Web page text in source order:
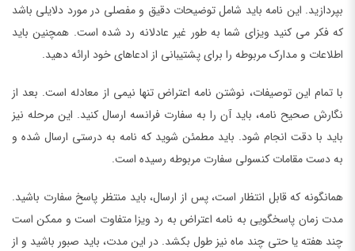
بپردازید. این نامه باید شامل توضیحات دقیق و مفصلی در مورد دلایلی باشد
که فکر می کنید ویزای شما به طور غیر عادلانه رد شده است. همچنین باید
اطلاعات و مدارک مربوطه را برای پشتیبانی از ادعاهای خود ارائه دهید.
با تمام این توصیفات، نوشتن نامه اعتراض تنها نیمی از معادله است. بعد از
نگارش صحیح نامه، باید آن را به سفارت فرانسه ارسال کنید. این مرحله نیز
باید با دقت انجام شود. باید مطمئن شوید که نامه به درستی ارسال شده و
به دست مقامات کنسولی سفارت مربوطه رسیده است.
همانگونه که قابل انتظار است، پس از ارسال، باید منتظر پاسخ سفارت باشید.
مدت زمان پاسخگویی به نامه اعتراض به رد ویزا متفاوت است و ممکن است
چند هفته یا حتی چند ماه نیز طول بکشد. در این مدت، باید صبور باشید و از